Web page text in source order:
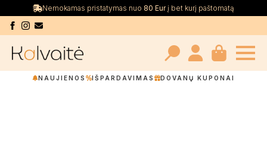
Nemokamas pristatymas nuo 80 Eurį bet kurį paštomatą
Search
NAUJIENOS IŠPARDAVIMAS DOVANŲ KUPONAI